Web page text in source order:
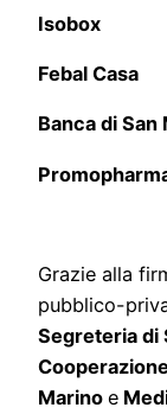
Isobox
Febal Casa
Banca di San
Grazie alla
pubblico-
Segreteria di
Marino e